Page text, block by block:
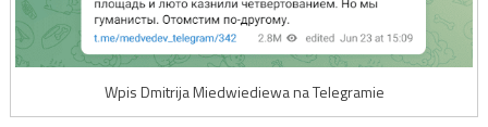
Wpis Dmitrija Miedwiediewa na Telegramie